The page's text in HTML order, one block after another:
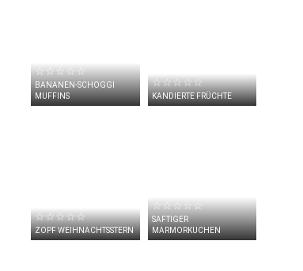
☆☆☆☆☆
BANANEN-SCHOGGI
MUFFINS
☆☆☆☆☆
KANDIERTE FRÜCHTE
☆☆☆☆☆
ZOPF WEIHNACHTSSTERN
☆☆☆☆☆
SAFTIGER
MARMORKUCHEN